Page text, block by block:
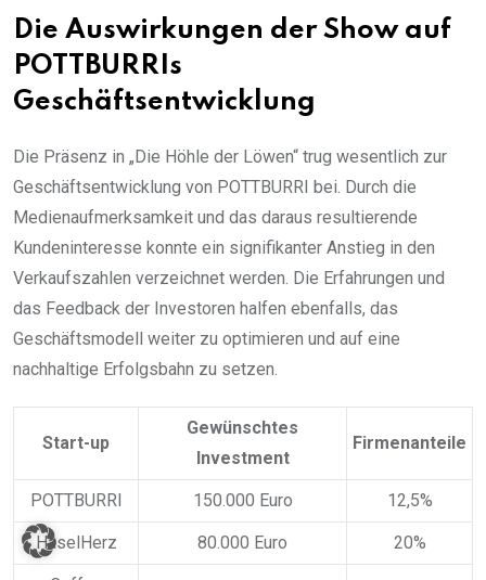
Die Auswirkungen der Show auf
POTTBURRIs
Geschäftsentwicklung
Die Präsenz in „Die Höhle der Löwen“ trug wesentlich zur
Geschäftsentwicklung von POTTBURRI bei. Durch die
Medienaufmerksamkeit und das daraus resultierende
Kundeninteresse konnte ein signifikanter Anstieg in den
Verkaufszahlen verzeichnet werden. Die Erfahrungen und
das Feedback der Investoren halfen ebenfalls, das
Geschäftsmodell weiter zu optimieren und auf eine
nachhaltige Erfolgsbahn zu setzen.
Start-up
Gewünschtes
Investment
Firmenanteile
POTTBURRI 150.000 Euro 12,5%
HaselHerz 80.000 Euro 20%